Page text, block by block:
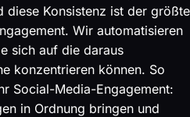
diese Konsistenz ist der größte
Wir automatisieren
sich auf die daraus
konzentrieren können. So
Social-Media-Engagement:
in Ordnung bringen und